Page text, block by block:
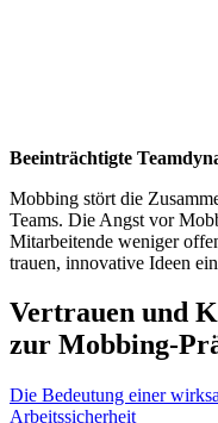
Beeinträchtigte
Mobbing stört die
Teams. Die Angst vor
Mitarbeitende weniger
trauen, innovative Ideen
Vertrauen und
zur Mobbing-
Die Bedeutung einer
Arbeitssicherheit